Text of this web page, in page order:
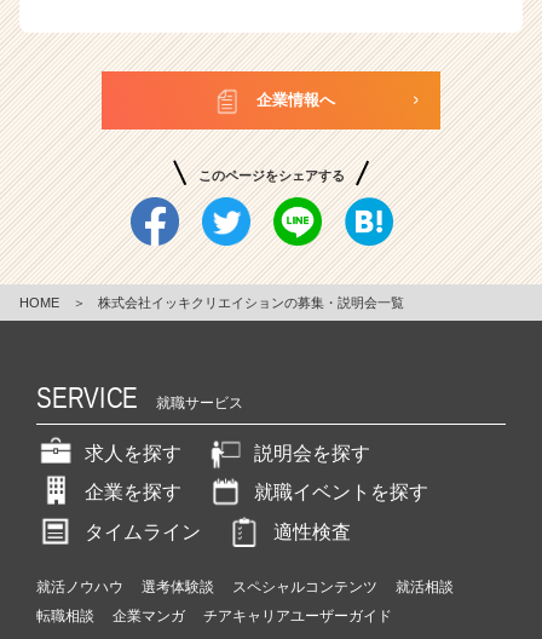
企業情報へ
このページをシェアする
HOME ＞ 株式会社イッキクリエイションの募集・説明会一覧
SERVICE 就職サービス
求人を探す
説明会を探す
企業を探す
就職イベントを探す
タイムライン
適性検査
就活ノウハウ 選考体験談 スペシャルコンテンツ
就活相談
転職相談
企業マンガ チアキャリアユーザーガイド